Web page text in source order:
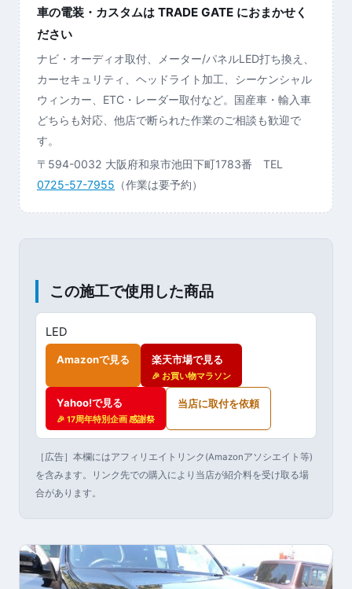
車の電装・カスタムは TRADE GATE におまかせく
ださい
ナビ・オーディオ取付、メーター/パネルLED打ち換え、
カーセキュリティ、ヘッドライト加工、シーケンシャル
ウィンカー、ETC・レーダー取付など。国産車・輸入車
どちらも対応、他店で断られた作業のご相談も歓迎で
す。
〒594-0032 大阪府和泉市池田下町1783番 TEL
0725-57-7955 （作業は要予約）
この施工で使用した商品
LED
Amazonで見る 楽天市場で見る
🎉 お買い物マラソン
Yahoo!で見る
🎉 17周年特別企画 感謝祭
当店に取付を依頼
［広告］本欄にはアフィリエイトリンク(Amazonアソシエイト等)
を含みます。リンク先での購入により当店が紹介料を受け取る場
合があります。